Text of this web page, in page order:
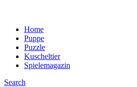
Home
Puppe
Puzzle
Kuscheltier
Spielemagazin
Search